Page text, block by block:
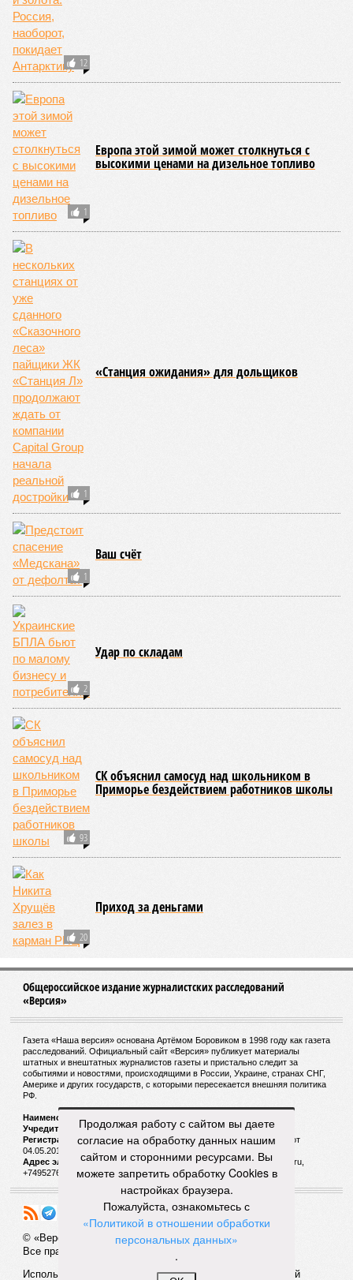
12
1
Европа этой зимой может столкнуться с
высокими ценами на дизельное топливо
1
«Станция ожидания» для дольщиков
1
Ваш счёт
2
Удар по складам
93
СК объяснил самосуд над школьником в
Приморье бездействием работников школы
20
Приход за деньгами
Общероссийское издание журналистских расследований
«Версия»
Газета «Наша версия» основана Артёмом Боровиком в 1998 году как газета
расследований. Официальный сайт «Версия» публикует материалы
штатных и внештатных журналистов газеты и пристально следит за
событиями и новостями, происходящими в России, Украине, странах СНГ,
Америке и других государств, с которыми пересекается внешняя политика
РФ.
Наименование:
Учредитель:
ООО «Версия»,Главный редактор:Горевой Р. Г.
Регистрационный номер Роскомнадзора:ЭЛ № ФС 77 - 72681 от
04.05.2018 г.
Адрес электронной почты и телефон редакции:versia@versia.ru,
+74952760348
© «Версия»
Все права защищены
Использование материалов «Версии» без индексируемой
Продолжая работу с сайтом вы даете
согласие на обработку данных нашим
сайтом и сторонними ресурсами. Вы
можете запретить обработку Cookies в
настройках браузера.
Пожалуйста, ознакомьтесь с
«Политикой в отношении обработки
персональных данных»
.